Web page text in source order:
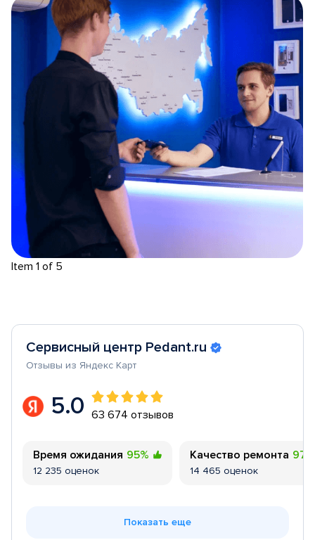
Item 1 of 5
Сервисный центр Pedant.ru
Отзывы из Яндекс Карт
5.0 63 674 отзывов
Время ожидания 95%
12 235 оценок
Качество ремонта 97%
14 465 оценок
Показать еще